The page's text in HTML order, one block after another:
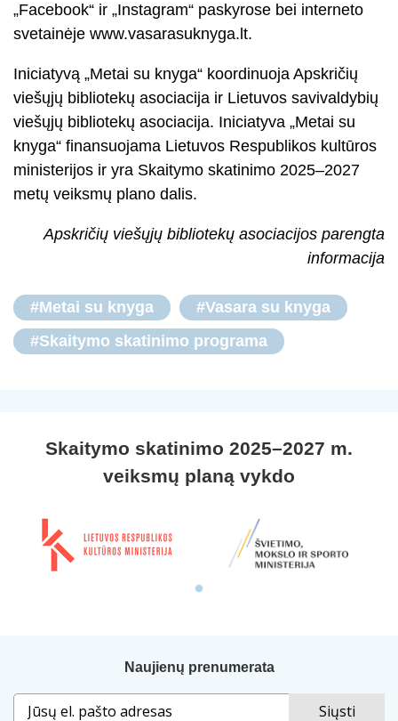
„Facebook“ ir „Instagram“ paskyrose bei interneto
svetainėje www.vasarasuknyga.lt.
Iniciatyvą „Metai su knyga“ koordinuoja Apskričių
viešųjų bibliotekų asociacija ir Lietuvos savivaldybių
viešųjų bibliotekų asociacija. Iniciatyva „Metai su
knyga“ finansuojama Lietuvos Respublikos kultūros
ministerijos ir yra Skaitymo skatinimo 2025–2027
metų veiksmų plano dalis.
Apskričių viešųjų bibliotekų asociacijos parengta
informacija
#Metai su knyga
#Vasara su knyga
#Skaitymo skatinimo programa
Skaitymo skatinimo 2025–2027 m.
veiksmų planą vykdo
Naujienų prenumerata